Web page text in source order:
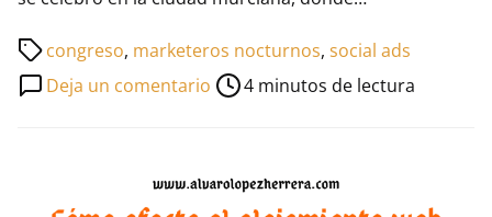
congreso, marketeros nocturnos, social ads
Deja un comentario en
Congreso
Cartagena
Tiempo
de
4 minutos de lectura